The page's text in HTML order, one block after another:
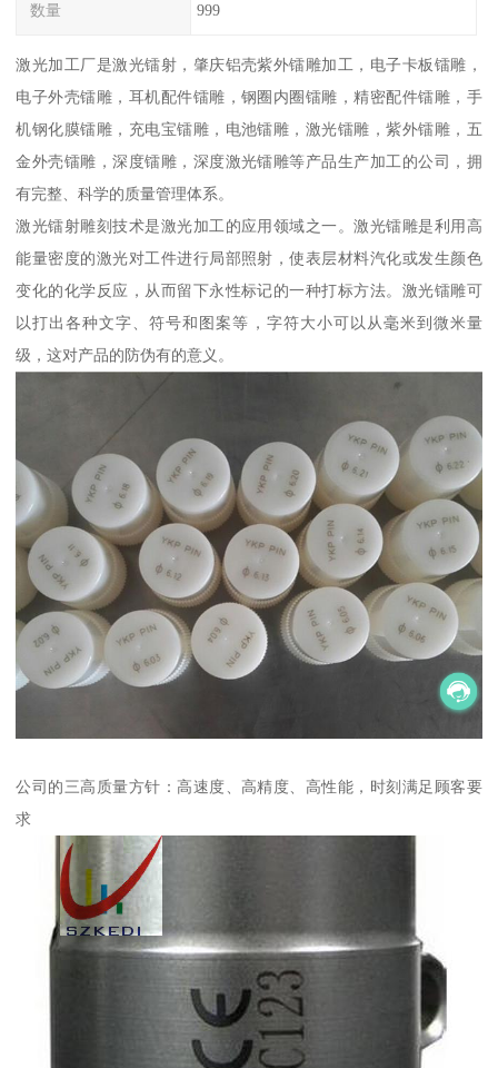
数量 999
激光加工厂是激光镭射，肇庆铝壳紫外镭雕加工，电子卡板镭雕，
电子外壳镭雕，耳机配件镭雕，钢圈内圈镭雕，精密配件镭雕，手
机钢化膜镭雕，充电宝镭雕，电池镭雕，激光镭雕，紫外镭雕，五
金外壳镭雕，深度镭雕，深度激光镭雕等产品生产加工的公司，拥
有完整、科学的质量管理体系。
激光镭射雕刻技术是激光加工的应用领域之一。激光镭雕是利用高
能量密度的激光对工件进行局部照射，使表层材料汽化或发生颜色
变化的化学反应，从而留下永性标记的一种打标方法。激光镭雕可
以打出各种文字、符号和图案等，字符大小可以从毫米到微米量
级，这对产品的防伪有的意义。
公司的三高质量方针：高速度、高精度、高性能，时刻满足顾客要
求